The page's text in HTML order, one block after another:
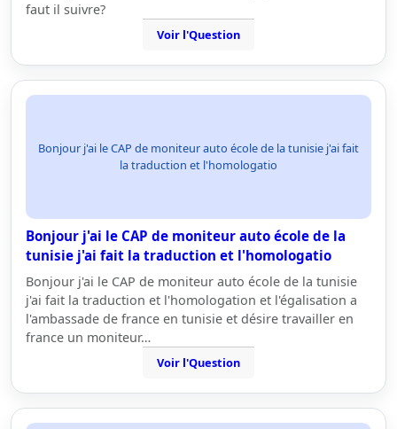
faut il suivre?
Voir l'Question
Bonjour j'ai le CAP de moniteur auto école de la tunisie j'ai fait
la traduction et l'homologatio
Bonjour j'ai le CAP de moniteur auto école de la
tunisie j'ai fait la traduction et l'homologatio
Bonjour j'ai le CAP de moniteur auto école de la tunisie
j'ai fait la traduction et l'homologation et l'égalisation a
l'ambassade de france en tunisie et désire travailler en
france un moniteur…
Voir l'Question